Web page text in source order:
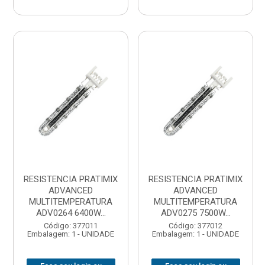
RESISTENCIA PRATIMIX
ADVANCED
MULTITEMPERATURA
ADV0264 6400W...
Código: 377011
Embalagem: 1 - UNIDADE
RESISTENCIA PRATIMIX
ADVANCED
MULTITEMPERATURA
ADV0275 7500W...
Código: 377012
Embalagem: 1 - UNIDADE